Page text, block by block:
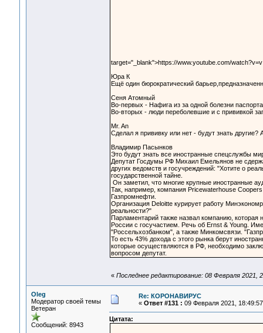
target="_blank">https://www.youtube.com/
Юра К
Ещё один бюрократический
Сеня Атомный
Во-первых - Нафига из за одной болезни
Во-вторых - люди переболевшие и с прививкой
Mr. An
Сделал я прививку или нет - будут знать другие?
Владимир Пасынков
Это будут знать все иностранные спецслужбы
Депутат Госдумы РФ Михаил Емельянов не
других ведомств и госучреждений: "Хотите о
государственной тайне.
Он заметил, что многие крупные иностранные
Так, например, компания Pricewaterhouse
Газпромнефти.
Организация Deloitte курирует работу
реальности?"
Парламентарий также назвал компанию,
России с госучастием. Речь об Ernst & Young.
"Россельхозбанком", а также Минкомсвязи.
То есть 43% дохода с этого рынка берут
которые осуществляются в РФ, необходимо
вопросом депутат.
« Последнее редактирование: 08 Февраля 2021,
Oleg
Модератор своей темы
Ветеран
Сообщений: 8943
Re: КОРОНАВИРУС
« Ответ #131 : 09 Февраля 2021,
Цитата: